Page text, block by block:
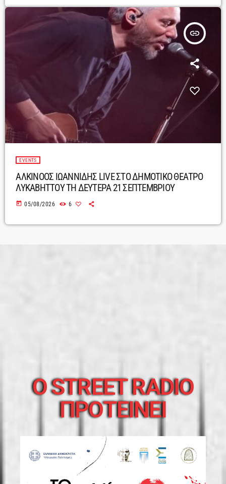
insert_link
EVENTS
ΑΛΚΙΝΟΟΣ ΙΩΑΝΝΙΔΗΣ LIVE ΣΤΟ ΔΗΜΟΤΙΚΟ ΘΕΑΤΡΟ
ΛΥΚΑΒΗΤΤΟΥ ΤΗ ΔΕΥΤΕΡΑ 21 ΣΕΠΤΕΜΒΡΙΟΥ
today 05/08/2026 6
O STREET RADIO
ΠΡΟΤΕΙΝΕΙ